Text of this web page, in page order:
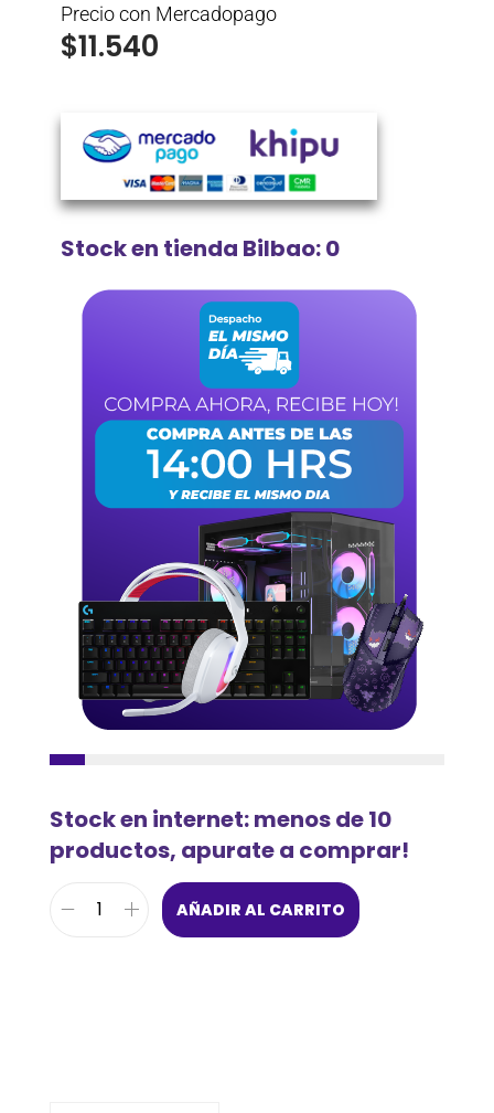
Precio con Mercadopago
$11.540
Stock en tienda Bilbao: 0
Stock en internet: menos de 10
productos, apurate a comprar!
AÑADIR AL CARRITO